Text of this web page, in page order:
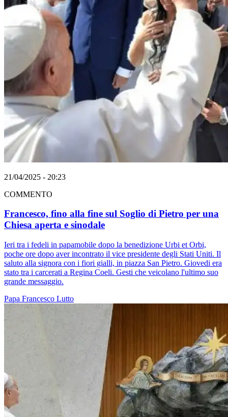
21/04/2025 - 20:23
COMMENTO
Francesco, fino alla fine sul Soglio di Pietro per una
Chiesa aperta e sinodale
Ieri tra i fedeli in papamobile dopo la benedizione Urbi et Orbi,
poche ore dopo aver incontrato il vice presidente degli Stati Uniti. Il
saluto alla signora con i fiori gialli, in piazza San Pietro. Giovedi era
stato tra i carcerati a Regina Coeli. Gesti che veicolano l'ultimo suo
grande messaggio.
Papa Francesco Lutto